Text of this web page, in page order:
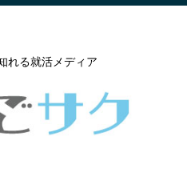
れる就活メディア